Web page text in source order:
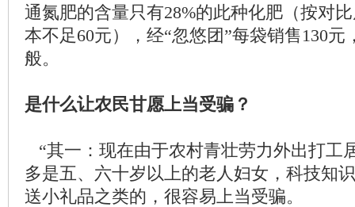
通氮肥的含量只有28%的此种化肥（按对
本不足60元），经“忽悠团”每袋销售130元
般。
是什么让农民甘愿上当受骗？
“其一：现在由于农村青壮劳力外出打工
多是五、六十岁以上的老人妇女，科技知
送小礼品之类的，很容易上当受骗。